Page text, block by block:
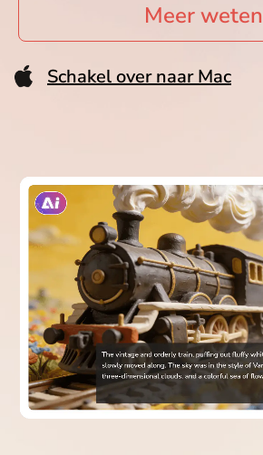
Meer weten
Schakel over naar Mac